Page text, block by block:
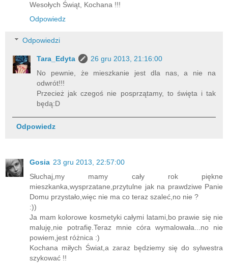
Wesołych Świąt, Kochana !!!
Odpowiedz
Odpowiedzi
Tara_Edyta
26 gru 2013, 21:16:00
No pewnie, że mieszkanie jest dla nas, a nie na
odwrót!!!
Przecież jak czegoś nie posprzątamy, to święta i tak
będą:D
Odpowiedz
Gosia 23 gru 2013, 22:57:00
Słuchaj,my mamy cały rok piękne
mieszkanka,wysprzatane,przytulne jak na prawdziwe Panie
Domu przystało,więc nie ma co teraz szaleć,no nie ?
:))
Ja mam kolorowe kosmetyki całymi latami,bo prawie się nie
maluję,nie potrafię.Teraz mnie córa wymalowała...no nie
powiem,jest różnica :)
Kochana miłych Świat,a zaraz będziemy się do sylwestra
szykować !!